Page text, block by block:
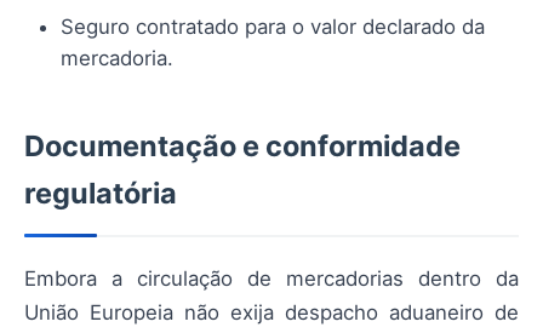
Seguro contratado para o valor declarado da
mercadoria.
Documentação e conformidade
regulatória
Embora a circulação de mercadorias dentro da
União Europeia não exija despacho aduaneiro de